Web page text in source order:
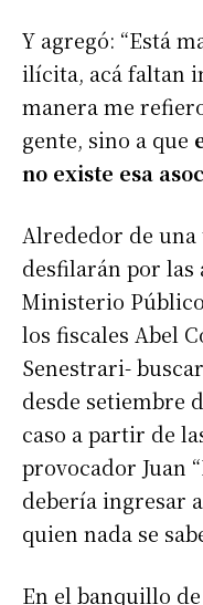
Y agregó: “Está
ilícita, acá faltan
manera me
gente, sino a que
no existe esa
Alrededor de una
desfilarán por las
Ministerio
los fiscales Abel
Senestrari-
desde setiembre
caso a partir de
provocador Juan
debería ingresar
quien nada se
En el banquillo